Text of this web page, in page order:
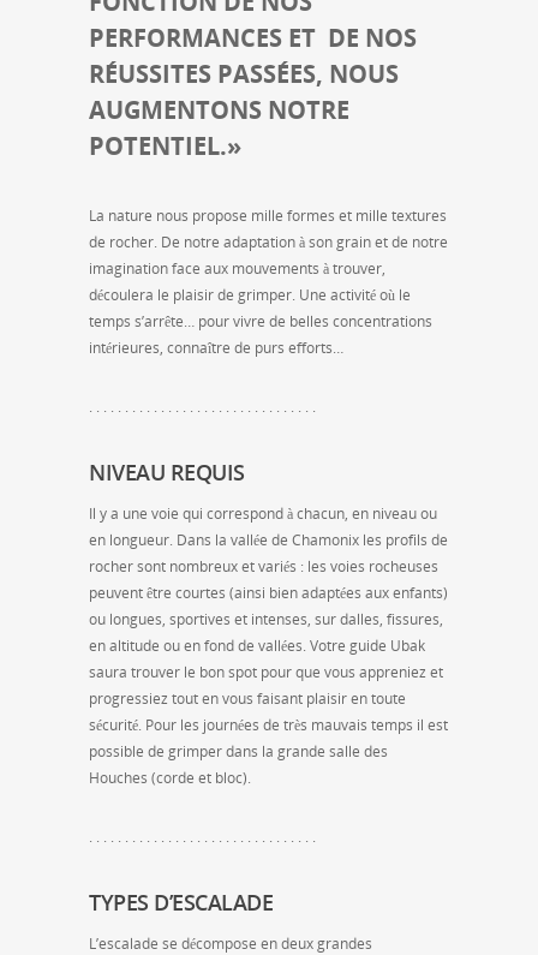
PERFORMANCES ET DE NOS
RÉUSSITES PASSÉES, NOUS
AUGMENTONS NOTRE
POTENTIEL.»
La nature nous propose mille formes et mille textures
de rocher. De notre adaptation à son grain et de notre
imagination face aux mouvements à trouver,
découlera le plaisir de grimper. Une activité où le
temps s’arrête… pour vivre de belles concentrations
intérieures, connaître de purs efforts…
. . . . . . . . . . . . . . . . . . . . . . . . . . . . . . . .
NIVEAU REQUIS
Il y a une voie qui correspond à chacun, en niveau ou
en longueur. Dans la vallée de Chamonix les profils de
rocher sont nombreux et variés : les voies rocheuses
peuvent être courtes (ainsi bien adaptées aux enfants)
ou longues, sportives et intenses, sur dalles, fissures,
en altitude ou en fond de vallées. Votre guide Ubak
saura trouver le bon spot pour que vous appreniez et
progressiez tout en vous faisant plaisir en toute
sécurité. Pour les journées de très mauvais temps il est
possible de grimper dans la grande salle des
Houches (corde et bloc).
. . . . . . . . . . . . . . . . . . . . . . . . . . . . . . . .
TYPES D’ESCALADE
L’escalade se décompose en deux grandes